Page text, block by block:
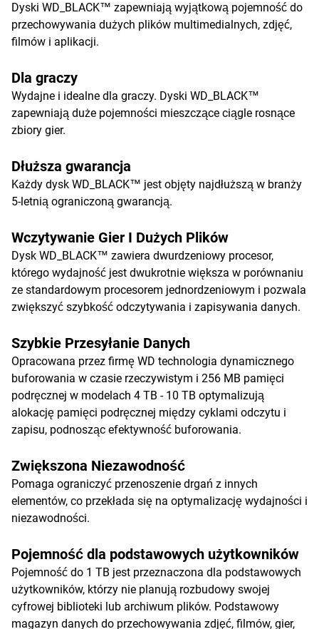
Dyski WD_BLACK™ zapewniają wyjątkową pojemność do
przechowywania dużych plików multimedialnych, zdjęć,
filmów i aplikacji.
Dla graczy
Wydajne i idealne dla graczy. Dyski WD_BLACK™
zapewniają duże pojemności mieszczące ciągle rosnące
zbiory gier.
Dłuższa gwarancja
Każdy dysk WD_BLACK™ jest objęty najdłuższą w branży
5-letnią ograniczoną gwarancją.
Wczytywanie Gier I Dużych Plików
Dysk WD_BLACK™ zawiera dwurdzeniowy procesor,
którego wydajność jest dwukrotnie większa w porównaniu
ze standardowym procesorem jednordzeniowym i pozwala
zwiększyć szybkość odczytywania i zapisywania danych.
Szybkie Przesyłanie Danych
Opracowana przez firmę WD technologia dynamicznego
buforowania w czasie rzeczywistym i 256 MB pamięci
podręcznej w modelach 4 TB - 10 TB optymalizują
alokację pamięci podręcznej między cyklami odczytu i
zapisu, podnosząc efektywność buforowania.
Zwiększona Niezawodność
Pomaga ograniczyć przenoszenie drgań z innych
elementów, co przekłada się na optymalizację wydajności i
niezawodności.
Pojemność dla podstawowych użytkowników
Pojemność do 1 TB jest przeznaczona dla podstawowych
użytkowników, którzy nie planują rozbudowy swojej
cyfrowej biblioteki lub archiwum plików. Podstawowy
magazyn danych do przechowywania zdjęć, filmów, gier,